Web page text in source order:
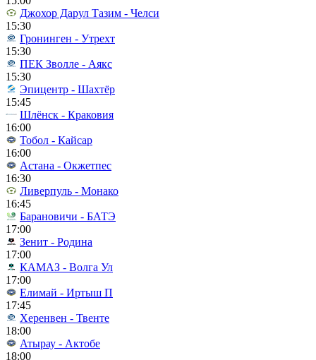
Джохор Дарул Тазим - Челси
15:30
Гронинген - Утрехт
15:30
ПЕК Зволле - Аякс
15:30
Эпицентр - Шахтёр
15:45
Шлёнск - Краковия
16:00
Тобол - Кайсар
16:00
Астана - Окжетпес
16:30
Ливерпуль - Монако
16:45
Барановичи - БАТЭ
17:00
Зенит - Родина
17:00
КАМАЗ - Волга Ул
17:00
Елимай - Иртыш П
17:45
Херенвен - Твенте
18:00
Атырау - Актобе
18:00